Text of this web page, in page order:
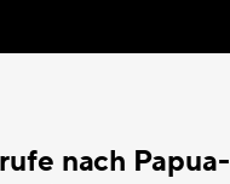
nach Papua-